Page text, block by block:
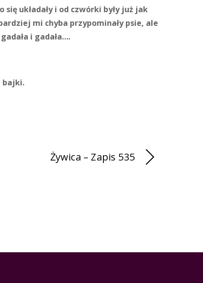
układały i od czwórki były już jak
mi chyba przypominały psie, ale
i gadała….
bajki.
Żywica – Zapis 535